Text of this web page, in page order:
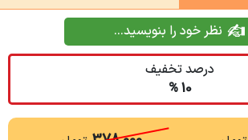
نظر خود را بنویسید...
درصد تخفیف
10 %